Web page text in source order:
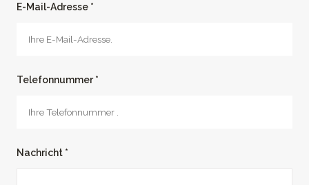
E-Mail-Adresse *
Telefonnummer *
Nachricht *